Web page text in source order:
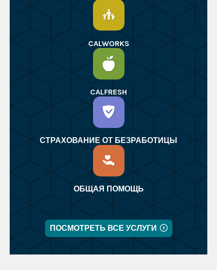
CALWORKS
CALFRESH
СТРАХОВАНИЕ ОТ БЕЗРАБОТИЦЫ
ОБЩАЯ ПОМОЩЬ
ПОСМОТРЕТЬ ВСЕ УСЛУГИ